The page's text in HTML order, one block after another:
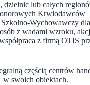
dzielnic lub całych
Krwiodawców
Wychowawczy
z wadami wzroku,
z firmą OTIS
częścią centrów
w swoich obiektach.